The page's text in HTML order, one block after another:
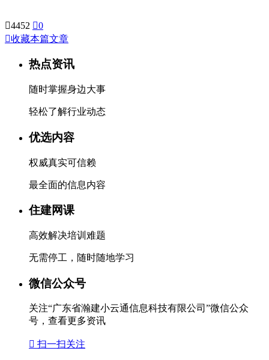
4452 0
收藏本篇文章
热点资讯
随时掌握身边大事
轻松了解行业动态
优选内容
权威真实可信赖
最全面的信息内容
住建网课
高效解决培训难题
无需停工，随时随地学习
微信公众号
关注“广东省瀚建小云通信息科技有限公司”微信公众
号，查看更多资讯
 扫一扫关注